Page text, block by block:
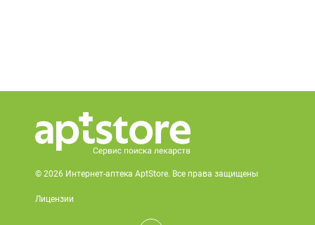
© 2026 Интернет-аптека AptStore. Все права защищены
Лицензии